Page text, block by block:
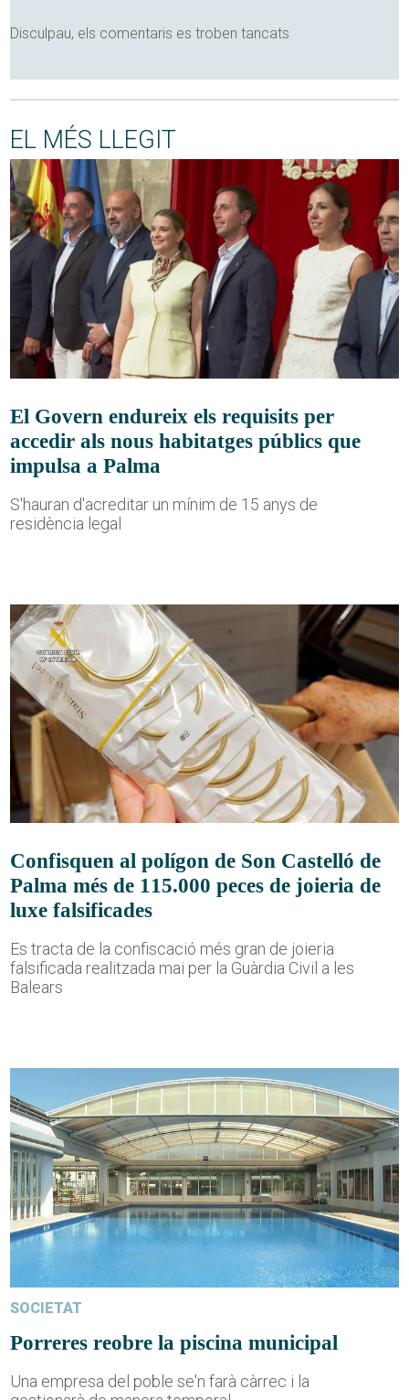
Disculpau, els comentaris es troben tancats
EL MÉS LLEGIT
El Govern endureix els requisits per
accedir als nous habitatges públics que
impulsa a Palma
S'hauran d'acreditar un mínim de 15 anys de
residència legal
Confisquen al polígon de Son Castelló de
Palma més de 115.000 peces de joieria de
luxe falsificades
Es tracta de la confiscació més gran de joieria
falsificada realitzada mai per la Guàrdia Civil a les
Balears
SOCIETAT
Porreres reobre la piscina municipal
Una empresa del poble se'n farà càrrec i la